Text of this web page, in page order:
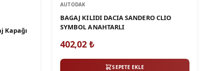
Kapağı
AUTODAK
BAGAJ KILIDI DACIA SANDERO CLIO
SYMBOL ANAHTARLI
402,02₺
SEPETE EKLE